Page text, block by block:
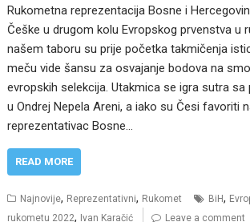
Rukometna reprezentacija Bosne i
Češke u drugom kolu Evropskog prvenstva u
našem taboru su prije početka takmičenja
meču vide šansu za osvajanje bodova na
evropskih selekcija. Utakmica se igra sutra sa
u Ondrej Nepela Areni, a iako su Česi favoriti
reprezentativac Bosne…
READ MORE
Najnovije, Reprezentativni, Rukomet BiH,
rukometu 2022, Ivan Karačić Leave a comment